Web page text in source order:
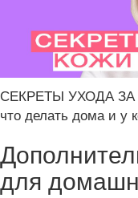
СЕКРЕТЫ УХОДА
что делать дома и у
для